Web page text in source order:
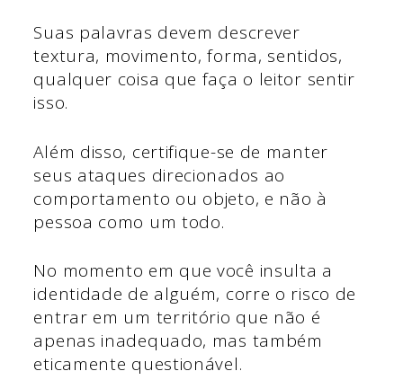
Suas palavras devem descrever
textura, movimento, forma, sentidos,
qualquer coisa que faça o leitor sentir
isso.
Além disso, certifique-se de manter
seus ataques direcionados ao
comportamento ou objeto, e não à
pessoa como um todo.
No momento em que você insulta a
identidade de alguém, corre o risco de
entrar em um território que não é
apenas inadequado, mas também
eticamente questionável.